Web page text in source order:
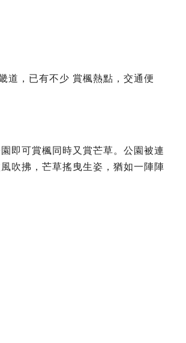
道，已有不少 賞楓熱點，交通便
即可賞楓同時又賞芒草。公園被連
吹拂，芒草搖曳生姿，猶如一陣陣